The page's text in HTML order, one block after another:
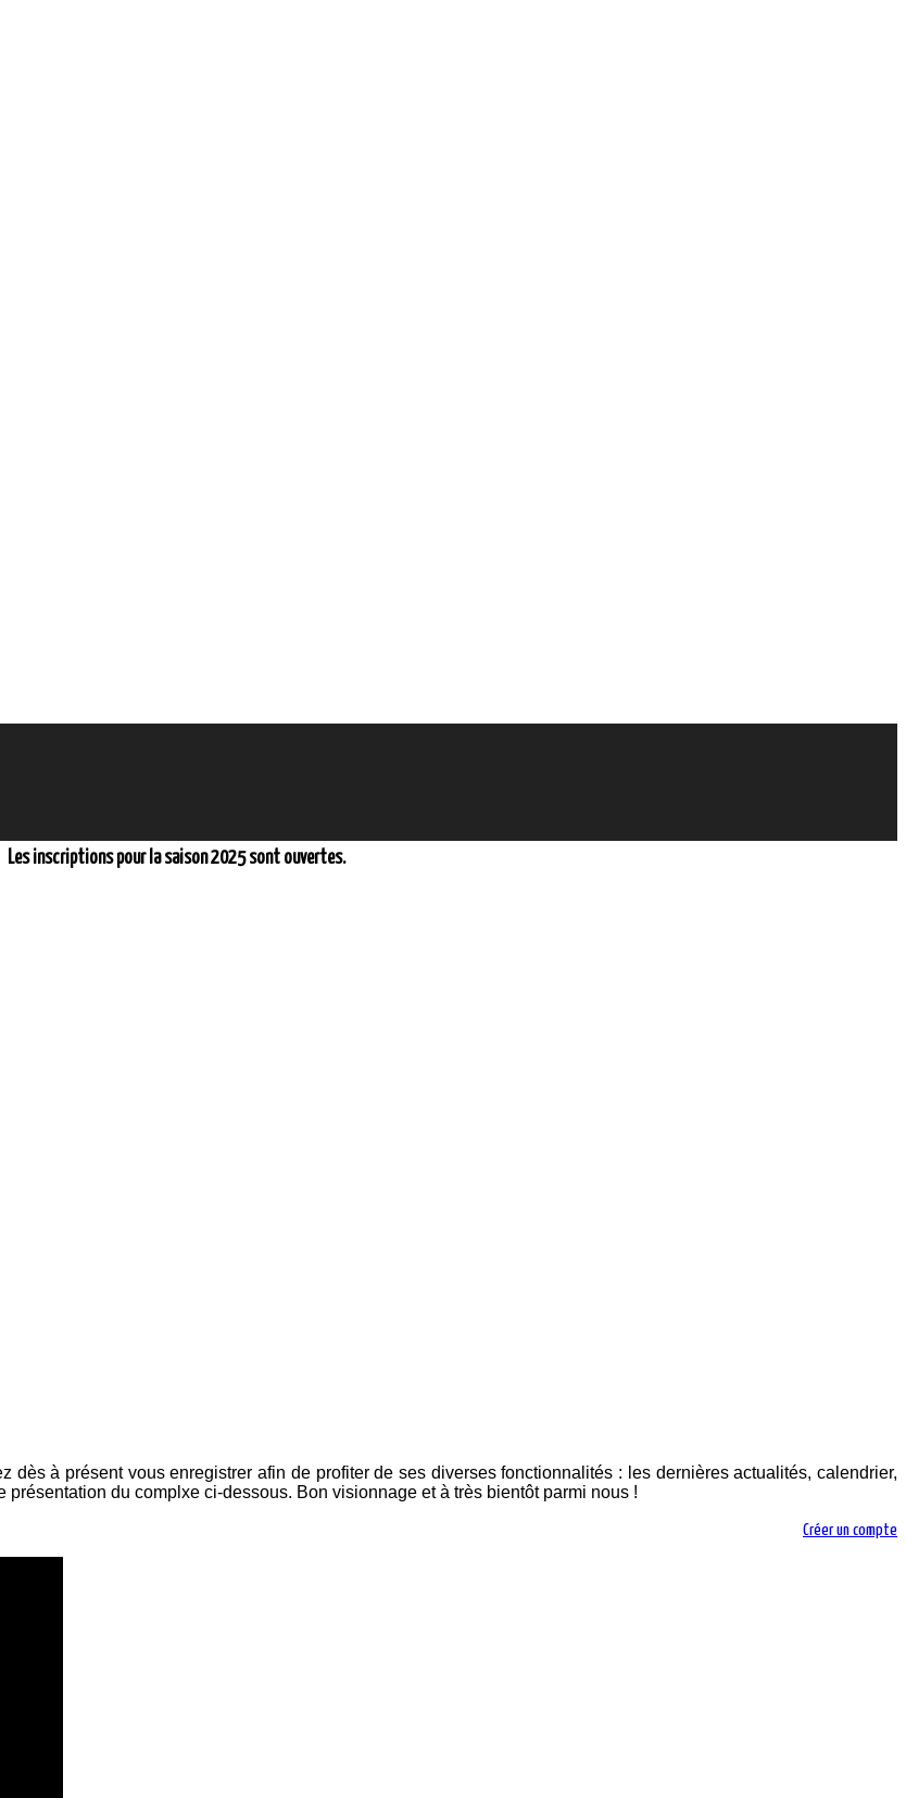
Les inscriptions pour la saison 2025 sont ouvertes.
à présent vous enregistrer afin de profiter de ses diverses fonctionnalités : les dernières actualités, calendrier,
du complxe ci-dessous. Bon visionnage et à très bientôt parmi nous !
Créer un compte